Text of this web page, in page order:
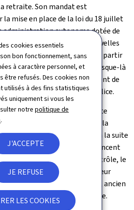
cookies essentiels
bon fonctionnement, sans
à caractère personnel, et
être refusés. Des cookies non
utilisés à des fins statistiques
uniquement si vous les
notrepolitique de
.
J'ACCEPTE
JE REFUSE
LES COOKIES
retraite. Son mandat est
mise en place de la loi du 18 juillet
administration autonome dotée de
que par la dotation de nouvelles
des missions existantes. A partir
Claudine de la Hamette, jusque-là
au tribunal d'arrondissement de
l'organe de contrôle de la police.
Claudine de la Hamette
dans le renouvellement de la
de la police, initiée à la suite
général adjoint Vincent
heure de l'organe de contrôle, le
date, la fonction d'Inspecteur
par Monsieur Patrick Even, ancien
de la Police grand-ducale.